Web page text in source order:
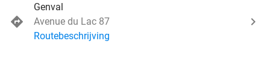
Genval
Avenue du Lac 87
Routebeschrijving